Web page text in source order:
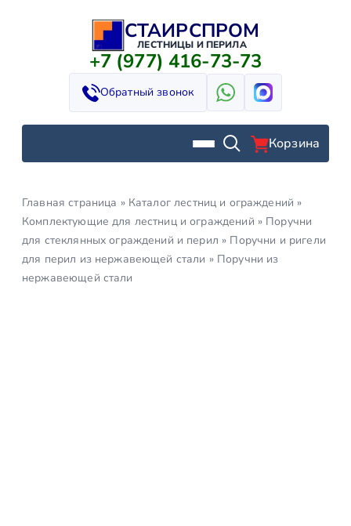
СТАИРСПРОМ
ЛЕСТНИЦЫ И ПЕРИЛА
+7 (977) 416-73-73
Обратный звонок
Корзина
Главная страница » Каталог лестниц и ограждений »
Комплектующие для лестниц и ограждений » Поручни
для стеклянных ограждений и перил » Поручни и ригели
для перил из нержавеющей стали » Поручни из
нержавеющей стали